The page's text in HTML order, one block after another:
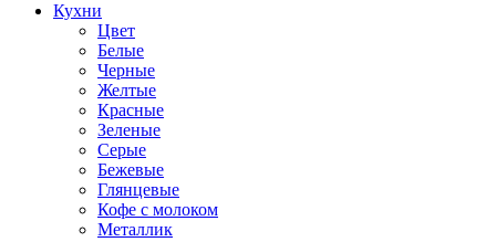
Кухни
Цвет
Белые
Черные
Желтые
Красные
Зеленые
Серые
Бежевые
Глянцевые
Кофе с молоком
Металлик